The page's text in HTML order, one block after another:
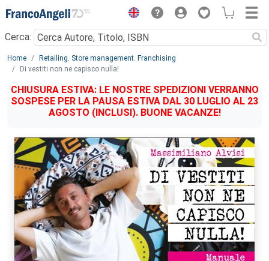
Menu
Cerca:
Main content
Home
Retailing. Store management. Franchising
Di vestiti non ne capisco nulla!
CHIUSURA ESTIVA: LE NOSTRE SPEDIZIONI VERRANNO
SOSPESE PER LA PAUSA ESTIVA DAL 30 LUGLIO AL 23
AGOSTO (INCLUSI). BUONE VACANZE!